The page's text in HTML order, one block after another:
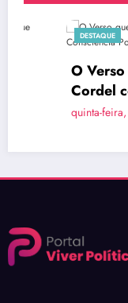
DESTAQUE
O Verso que
Cordel como
Política
quinta-feira, 26 de